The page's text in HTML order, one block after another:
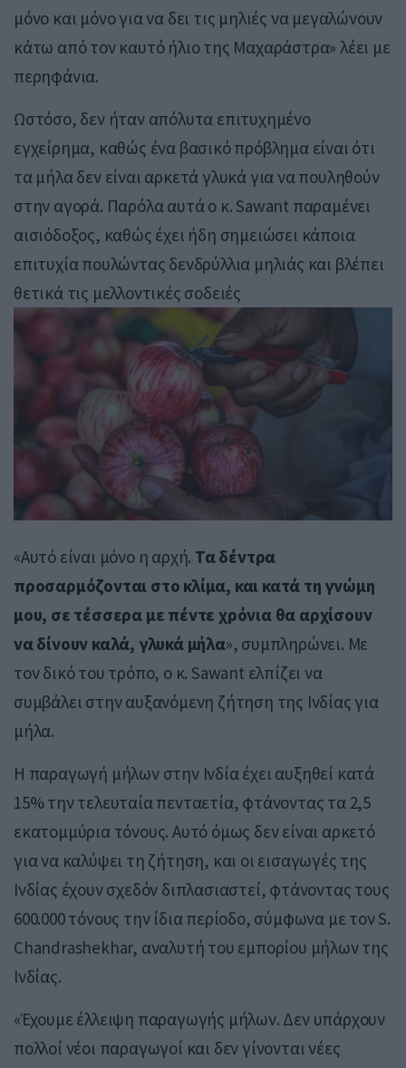
μόνο και μόνο για να δει τις μηλιές να μεγαλώνουν
κάτω από τον καυτό ήλιο της Μαχαράστρα» λέει με
περηφάνια.
Ωστόσο, δεν ήταν απόλυτα επιτυχημένο
εγχείρημα, καθώς ένα βασικό πρόβλημα είναι ότι
τα μήλα δεν είναι αρκετά γλυκά για να πουληθούν
στην αγορά. Παρόλα αυτά ο κ. Sawant παραμένει
αισιόδοξος, καθώς έχει ήδη σημειώσει κάποια
επιτυχία πουλώντας δενδρύλλια μηλιάς και βλέπει
θετικά τις μελλοντικές σοδειές
«Αυτό είναι μόνο η αρχή. Τα δέντρα
προσαρμόζονται στο κλίμα, και κατά τη γνώμη
μου, σε τέσσερα με πέντε χρόνια θα αρχίσουν
να δίνουν καλά, γλυκά μήλα», συμπληρώνει. Με
τον δικό του τρόπο, ο κ. Sawant ελπίζει να
συμβάλει στην αυξανόμενη ζήτηση της Ινδίας για
μήλα.
Η παραγωγή μήλων στην Ινδία έχει αυξηθεί κατά
15% την τελευταία πενταετία, φτάνοντας τα 2,5
εκατομμύρια τόνους. Αυτό όμως δεν είναι αρκετό
για να καλύψει τη ζήτηση, και οι εισαγωγές της
Ινδίας έχουν σχεδόν διπλασιαστεί, φτάνοντας τους
600.000 τόνους την ίδια περίοδο, σύμφωνα με τον S.
Chandrashekhar, αναλυτή του εμπορίου μήλων της
Ινδίας.
«Έχουμε έλλειψη παραγωγής μήλων. Δεν υπάρχουν
πολλοί νέοι παραγωγοί και δεν γίνονται νέες